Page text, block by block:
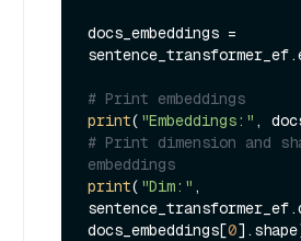
docs_embeddings =
# Print embeddings
print( "Embeddings:"
# Print dimension and
embeddings
print( "Dim:" ,
docs_embeddings[0